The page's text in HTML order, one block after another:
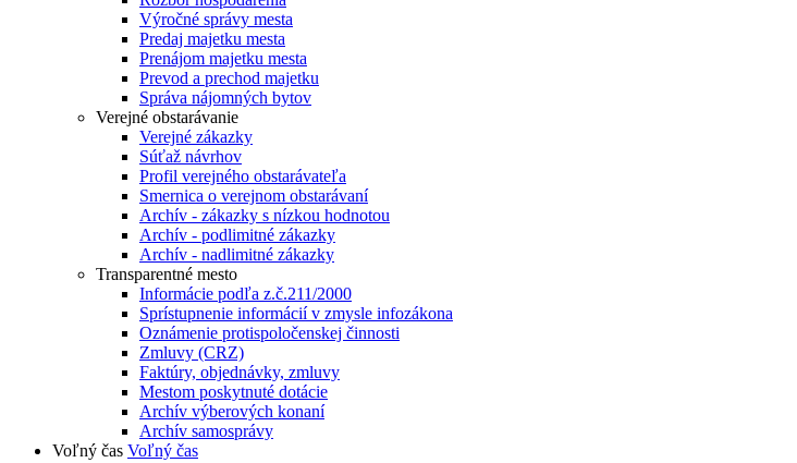
Výročné správy mesta
Predaj majetku mesta
Prenájom majetku mesta
Prevod a prechod majetku
Správa nájomných bytov
Verejné obstarávanie
Verejné zákazky
Súťaž návrhov
Profil verejného obstarávateľa
Smernica o verejnom obstarávaní
Archív - zákazky s nízkou hodnotou
Archív - podlimitné zákazky
Archív - nadlimitné zákazky
Transparentné mesto
Informácie podľa z.č.211/2000
Sprístupnenie informácií v zmysle infozákona
Oznámenie protispoločenskej činnosti
Zmluvy (CRZ)
Faktúry, objednávky, zmluvy
Mestom poskytnuté dotácie
Archív výberových konaní
Archív samosprávy
Voľný čas Voľný čas